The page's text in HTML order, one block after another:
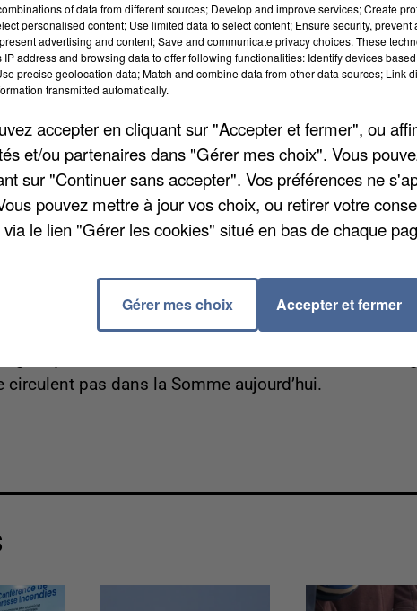
toute la matinée, le rond-point de l’A1 toute la
sont quittés dans le calme vers 13h en se donnant
de Mers-les-Bains près de la zone commerciale
ont distribué des tracts à l’entrée. Environ 150
filtrants dans la zone industrielle Nord mais ont
Intermarché d’Ablaincourt-Pressoir sont en
pas dans la Somme aujourd’hui.
of data from different sources; Develop and improve services; Create
personalised content; Use limited data to select content; Ensure security, prevent
advertising and content; Save and communicate privacy choices. These
IP address and browsing data to offer following functionalities: Identify devices
precise geolocation data; Match and combine data from other data sources; Link
transmitted automatically.
accepter en cliquant sur "Accepter et fermer", ou
et/ou partenaires dans "Gérer mes choix". Vous
sur "Continuer sans accepter". Vos préférences ne
pouvez mettre à jour vos choix, ou retirer votre
le lien "Gérer les cookies" situé en bas de chaque
Gérer mes choix Accepter et fermer